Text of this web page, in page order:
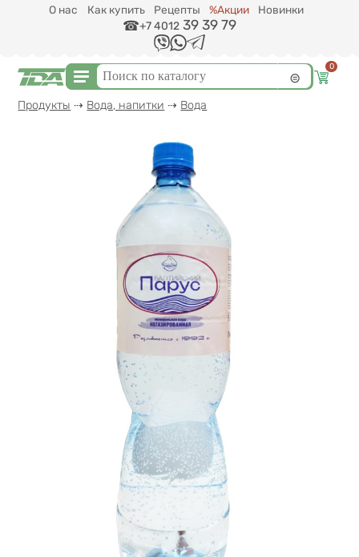
Перейти к основному содержанию
О нас Как купить Рецепты %Акции
Новинки
+7 4012 39 39 79
Форма поиска
Поиск 0
Вы здесь
Продукты ⇢ Вода, напитки ⇢ Вода